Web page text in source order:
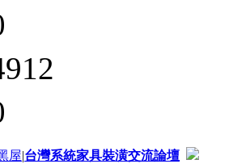
屋|台灣系統家具裝潢交流論壇